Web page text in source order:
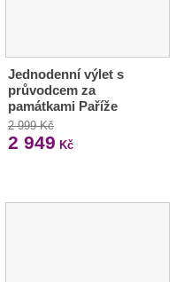
Jednodenní výlet s
průvodcem za
památkami Paříže
2 999 Kč
2 949 Kč